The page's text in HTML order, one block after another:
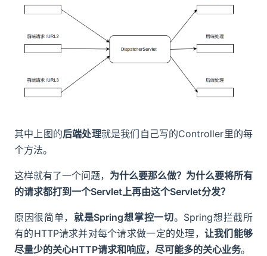
其中上图的后端处理就是我们自己写的Controller里的每
个方法。
这样就有了一个问题， 为什么要那么做？为什么要将所有
的请求都打到一个Servlet上再由这个Servlet分发？
原因很简单，就是Spring想掌控一切。Spring想拦截所
有的HTTP请求并对每个请求做一定的处理， 让我们能够
尽量少的关心HTTP请求和响应，尽可能多的关心业务。